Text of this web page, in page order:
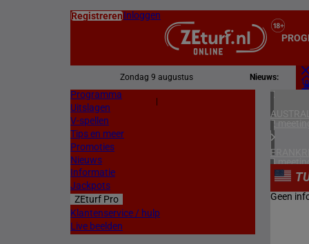
RegistrerenInloggen
Zondag 9 augustus Nieuws:
Programma
Uitslagen
V-spellen
Tips en meer
Promoties
Nieuws
Informatie
Jackpots
ZEturf Pro
Klantenservice / hulp
Live beelden
2
4
1
Geen